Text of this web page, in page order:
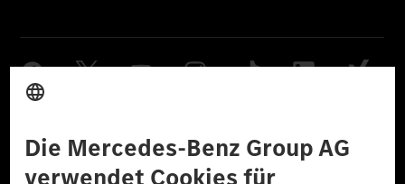
Datenschutz Lizenzhinweise Dritter Barrierefreiheit